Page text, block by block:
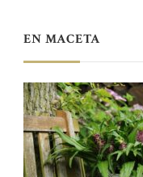
EN MACETA